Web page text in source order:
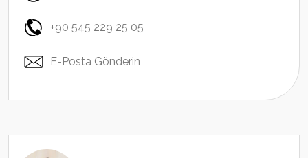
+90 545 229 25 05
E-Posta Gönderin